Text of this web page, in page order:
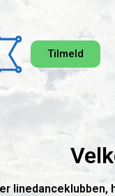
Tilmeld
linedanceklubben,